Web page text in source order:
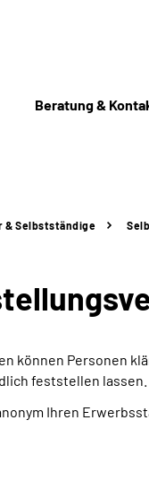
Beratung &
& Selbstständige
können Personen
feststellen lassen.
Ihren